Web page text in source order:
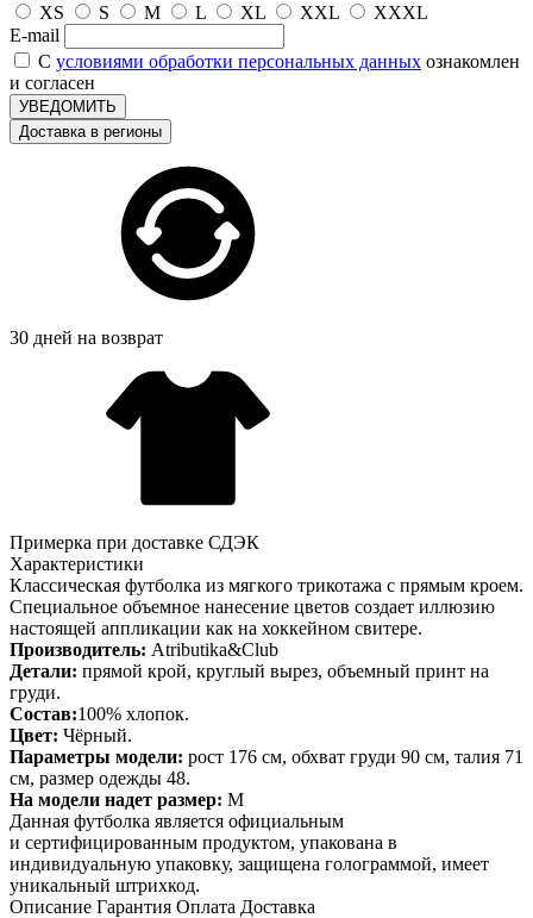
XS
S M L XL XXL
XXXL
E-mail
С условиями обработки персональных данных ознакомлен
и согласен
УВЕДОМИТЬ
Доставка в регионы
30 дней на возврат
Примерка при доставке СДЭК
Характеристики
Классическая футболка из мягкого трикотажа с прямым кроем.
Специальное объемное нанесение цветов создает иллюзию
настоящей аппликации как на хоккейном свитере.
Производитель: Atributika&Club
Детали: прямой крой, круглый вырез, объемный принт на
груди.
Состав:100% хлопок.
Цвет: Чёрный.
Параметры модели: рост 176 см, обхват груди 90 см, талия 71
см, размер одежды 48.
На модели надет размер: М
Данная футболка является официальным
и сертифицированным продуктом, упакована в
индивидуальную упаковку, защищена голограммой, имеет
уникальный штрихкод.
Описание Гарантия Оплата Доставка